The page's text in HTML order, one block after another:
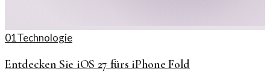
01Technologie
Entdecken Sie iOS 27 fürs iPhone Fold